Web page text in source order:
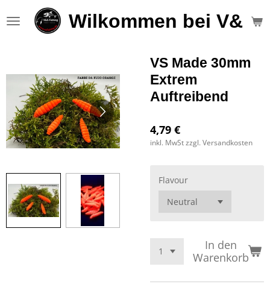
Hauptinhalt
Wilkommen bei V&S
VS Made 30mm
Extrem
Auftreibend
4,79 €
inkl. MwSt zzgl. Versandkosten
Flavour
In den
Warenkorb